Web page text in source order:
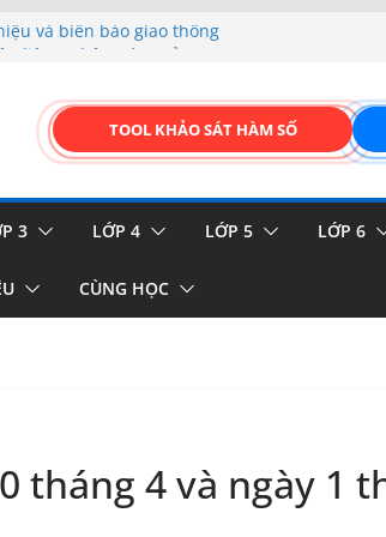
và biển báo giao thông
của thực vật
DIỆN ĐỈNH CAO &
TOOL KHẢO SÁT HÀM SỐ
3 LỚP 4 LỚP 5 LỚP 6
CÙNG HỌC
tháng 4 và ngày 1